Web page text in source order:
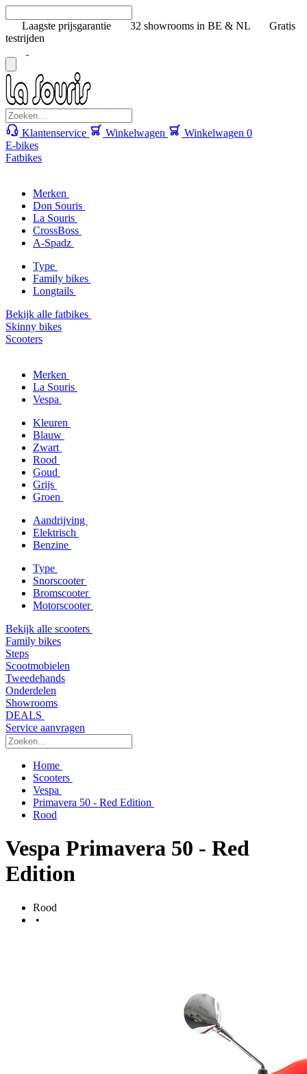
Laagste prijsgarantie 32 showrooms in BE & NL
Gratis
testrijden
Klantenservice Winkelwagen Winkelwagen 0
E-bikes
Fatbikes
Merken
Don Souris
La Souris
CrossBoss
A-Spadz
Type
Family bikes
Longtails
Bekijk alle fatbikes
Skinny bikes
Scooters
Merken
La Souris
Vespa
Kleuren
Blauw
Zwart
Rood
Goud
Grijs
Groen
Aandrijving
Elektrisch
Benzine
Type
Snorscooter
Bromscooter
Motorscooter
Bekijk alle scooters
Family bikes
Steps
Scootmobielen
Tweedehands
Onderdelen
Showrooms
DEALS
Service aanvragen
Home
Scooters
Vespa
Primavera 50 - Red Edition
Rood
Vespa Primavera 50 - Red
Edition
Rood
•